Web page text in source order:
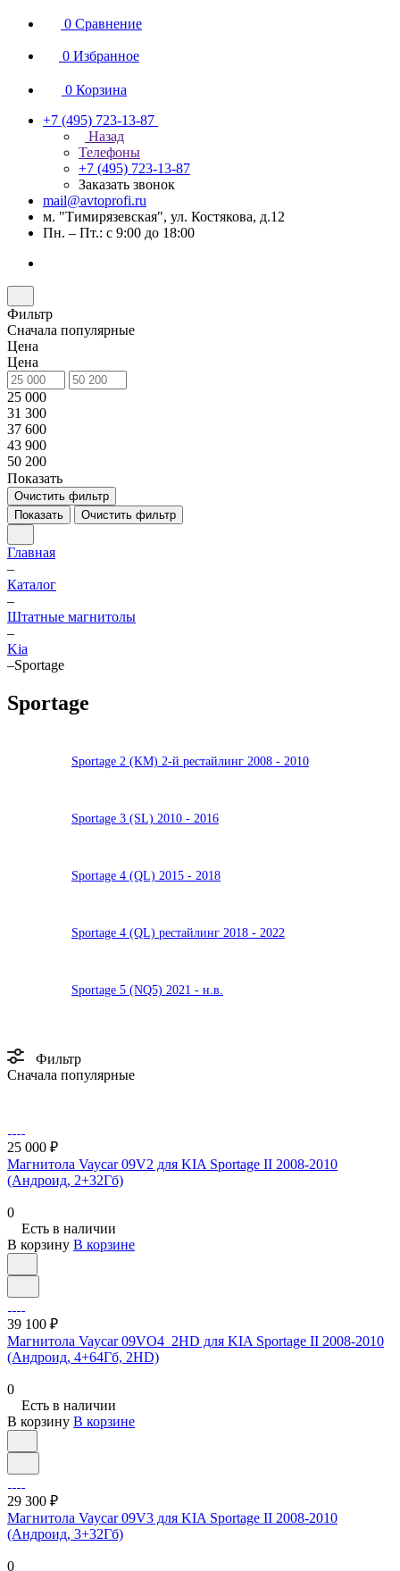
0 Сравнение
0 Избранное
0 Корзина
+7 (495) 723-13-87
Назад
Телефоны
+7 (495) 723-13-87
Заказать звонок
mail@avtoprofi.ru
м. "Тимирязевская", ул. Костякова, д.12
Пн. – Пт.: с 9:00 до 18:00
Фильтр
Сначала популярные
Цена
Цена
25 000
31 300
37 600
43 900
50 200
Показать
Очистить фильтр
Показать
Очистить фильтр
Главная
–
Каталог
–
Штатные магнитолы
–
Kia
–Sportage
Sportage
Sportage 2 (KM) 2-й рестайлинг 2008 - 2010
Sportage 3 (SL) 2010 - 2016
Sportage 4 (QL) 2015 - 2018
Sportage 4 (QL) рестайлинг 2018 - 2022
Sportage 5 (NQ5) 2021 - н.в.
Фильтр
Сначала популярные
25 000 ₽
Магнитола Vaycar 09V2 для KIA Sportage II 2008-2010
(Андроид, 2+32Гб)
0
Есть в наличии
В корзину В корзине
39 100 ₽
Магнитола Vaycar 09VO4_2HD для KIA Sportage II 2008-2010
(Андроид, 4+64Гб, 2HD)
0
Есть в наличии
В корзину В корзине
29 300 ₽
Магнитола Vaycar 09V3 для KIA Sportage II 2008-2010
(Андроид, 3+32Гб)
0